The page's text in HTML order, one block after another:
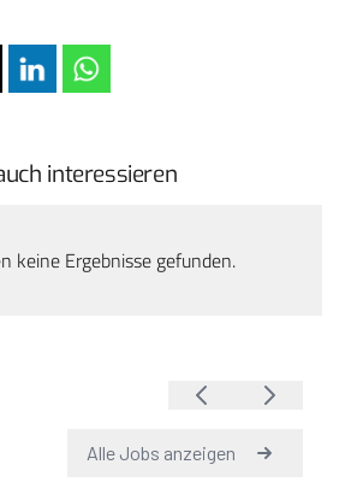
interessieren
keine Ergebnisse gefunden.